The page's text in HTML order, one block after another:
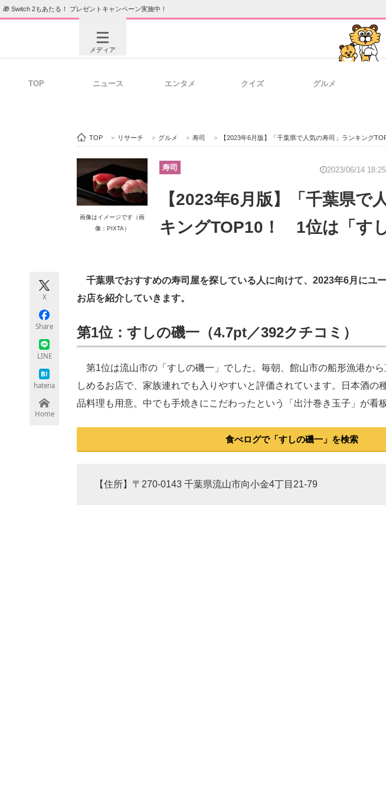
🎁 Switch 2もあたる！ プレゼントキャンペーン実施中！
メディア
ビジネスと働き方のヒント
ITエンジニア向け専門サイト
ちょっと気になるネットの話題
TOP ニュース エンタメ クイズ グルメ
TOP > リサーチ > グルメ > 寿司 > 【2023年6月版】「千葉県で人気の寿司」ランキング
画像はイメージです（画
像：PIXTA）
寿司 2023/06/14 18:25
【2023年6月版】「千葉県で
キングTOP10！ 1位は「すし
X
Share
LINE
hatena
Home
千葉県でおすすめの寿司屋を探している人に向けて、2023年6月にユ
お店を紹介していきます。
第1位：すしの磯一（4.7pt／392クチコミ）
第1位は流山市の「すしの磯一」でした。毎朝、館山市の船形漁港か
しめるお店で、家族連れでも入りやすいと評価されています。日本酒の
品料理も用意。中でも手焼きにこだわったという「出汁巻き玉子」が看
食べログで「すしの磯一」を検索
【住所】〒270-0143 千葉県流山市向小金4丁目21-79